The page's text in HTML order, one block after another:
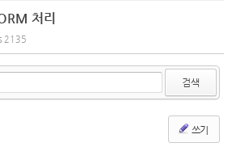
처리
2135
검색
쓰기